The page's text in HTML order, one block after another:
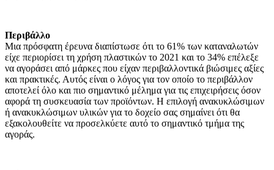
Περιβάλλο
Μια πρόσφατη έρευνα διαπίστωσε ότι το 61% των καταναλωτών
είχε περιορίσει τη χρήση πλαστικών το 2021 και το 34% επέλεξε
να αγοράσει από μάρκες που είχαν περιβαλλοντικά βιώσιμες αξίες
και πρακτικές. Αυτός είναι ο λόγος για τον οποίο το περιβάλλον
αποτελεί όλο και πιο σημαντικό μέλημα για τις επιχειρήσεις όσον
αφορά τη συσκευασία των προϊόντων. Η επιλογή ανακυκλώσιμων
ή ανακυκλώσιμων υλικών για το δοχείο σας σημαίνει ότι θα
εξακολουθείτε να προσελκύετε αυτό το σημαντικό τμήμα της
αγοράς.